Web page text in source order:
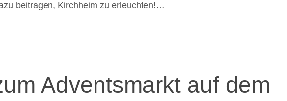
beitragen, Kirchheim zu erleuchten!…
Adventsmarkt auf dem